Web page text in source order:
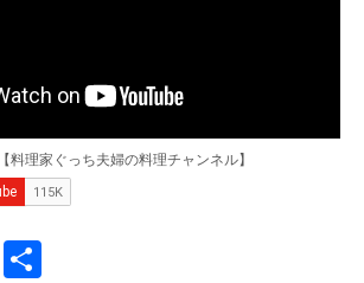
Pi